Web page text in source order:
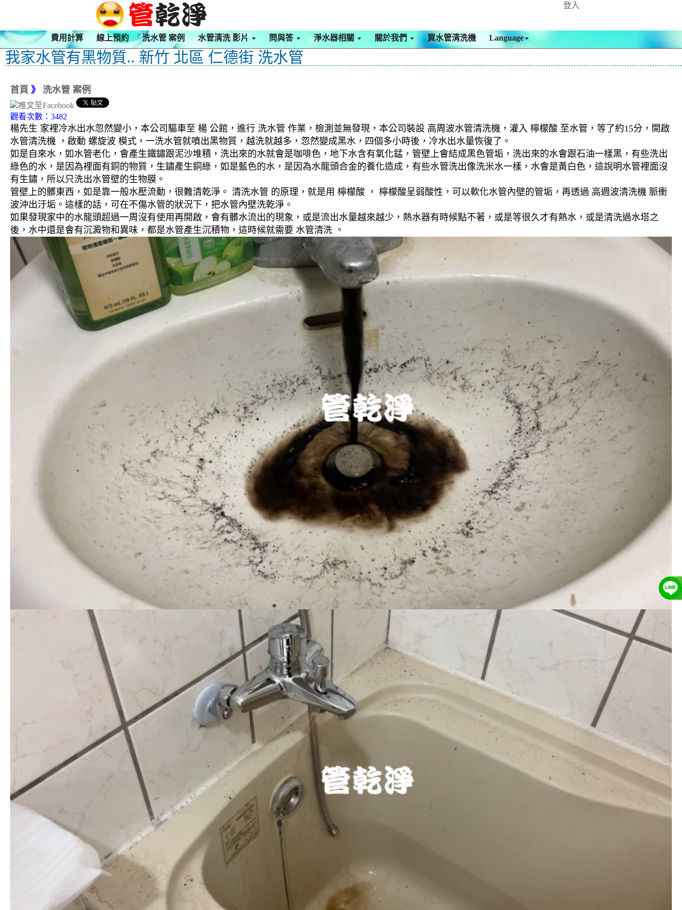
登入
費用計算 線上預約 洗水管 案例 水管清洗 影片 問與答 淨水器相關 關於我們 買水管清洗機 Language
我家水管有黑物質.. 新竹 北區 仁德街 洗水管
首頁 》 洗水管 案例
觀看次數：3482
楊先生 家裡冷水出水忽然變小，本公司驅車至 楊 公館，進行 洗水管 作業，檢測並無發現，本公司裝設 高周波水管清洗機，灌入 檸檬酸 至水管，等了約15分，開啟
水管清洗機 ，啟動 螺旋波 模式，一洗水管就噴出黑物質，越洗就越多，忽然變成黑水，四個多小時後，冷水出水量恢復了。
如是自來水，如水管老化，會產生鐵鏽跟泥沙堆積，洗出來的水就會是咖啡色，地下水含有氧化錳，管壁上會結成黑色管垢，洗出來的水會跟石油一樣黑，有些洗出
綠色的水，是因為裡面有銅的物質，生鏽產生銅綠，如是藍色的水，是因為水龍頭合金的養化造成，有些水管洗出像洗米水一樣，水會是黃白色，這說明水管裡面沒
有生鏽，所以只洗出水管壁的生物膜。
管壁上的髒東西，如是靠一般水壓流動，很難清乾淨。 清洗水管 的原理，就是用 檸檬酸 ， 檸檬酸呈弱酸性，可以軟化水管內壁的管垢，再透過 高週波清洗機 脈衝
波沖出汙垢。這樣的話，可在不傷水管的狀況下，把水管內壁洗乾淨。
如果發現家中的水龍頭超過一周沒有使用再開啟，會有髒水流出的現象，或是流出水量越來越少，熱水器有時候點不著，或是等很久才有熱水，或是清洗過水塔之
後，水中還是會有沉澱物和異味，都是水管產生沉積物，這時候就需要 水管清洗 。